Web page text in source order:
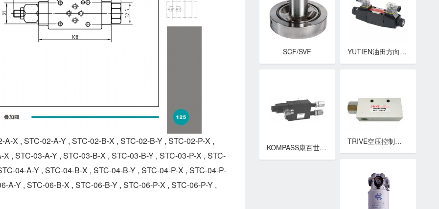
X , STC-02-A-Y , STC-02-B-X , STC-02-B-Y , STC-02-P-X ,
, STC-03-A-Y , STC-03-B-X , STC-03-B-Y , STC-03-P-X , STC-
04-A-Y , STC-04-B-X , STC-04-B-Y , STC-04-P-X , STC-04-P-
A-Y , STC-06-B-X , STC-06-B-Y , STC-06-P-X , STC-06-P-Y ,
SCF/SVF YUTIEN油田方向控制阀 DSW-02,DSW-03系列电磁换向阀
KOMPASS康百世叠加阀 MSPR-02,03系列叠加式电控减压阀
TRIVE空压控制元件 FT系列真空发生器